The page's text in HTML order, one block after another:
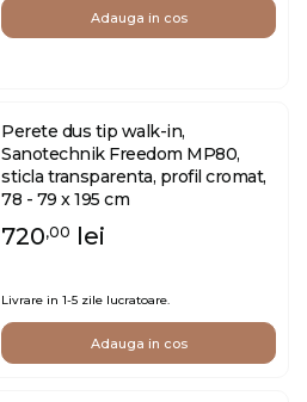
Adauga in cos
Perete dus tip walk-in,
Sanotechnik Freedom MP80,
sticla transparenta, profil cromat,
78 - 79 x 195 cm
720,00 lei
Livrare in 1-5 zile lucratoare.
Adauga in cos